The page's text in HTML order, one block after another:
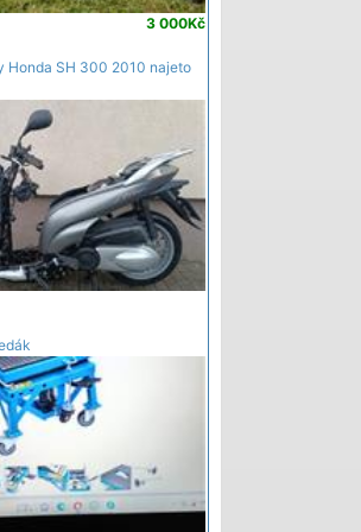
3 000Kč
Honda SH 300 2010 najeto